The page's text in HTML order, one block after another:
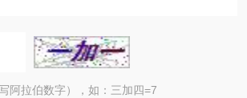
阿拉伯数字），如：三加四=7